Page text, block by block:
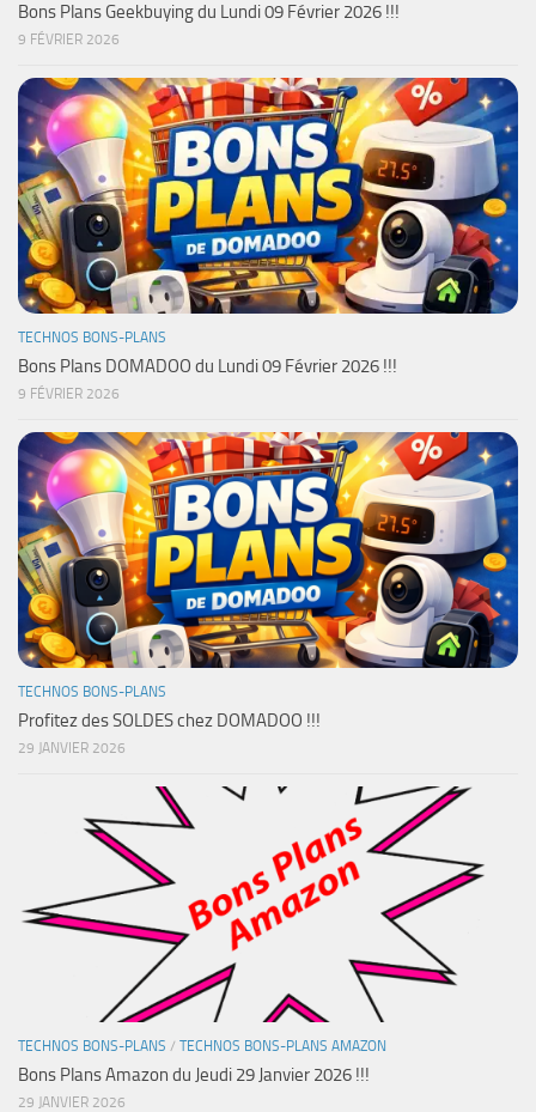
Bons Plans Geekbuying du Lundi 09 Février 2026 !!!
9 FÉVRIER 2026
TECHNOS BONS-PLANS
Bons Plans DOMADOO du Lundi 09 Février 2026 !!!
9 FÉVRIER 2026
TECHNOS BONS-PLANS
Profitez des SOLDES chez DOMADOO !!!
29 JANVIER 2026
TECHNOS BONS-PLANS / TECHNOS BONS-PLANS AMAZON
Bons Plans Amazon du Jeudi 29 Janvier 2026 !!!
29 JANVIER 2026